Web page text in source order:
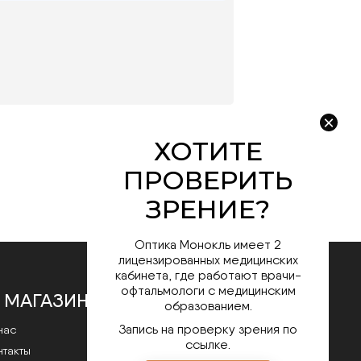
Оптика Монокль имеет 2
лицензированных медицинских
кабинета, где работают врачи-
офтальмологи с медицинским
образованием.
Запись на проверку зрения по
ссылке.